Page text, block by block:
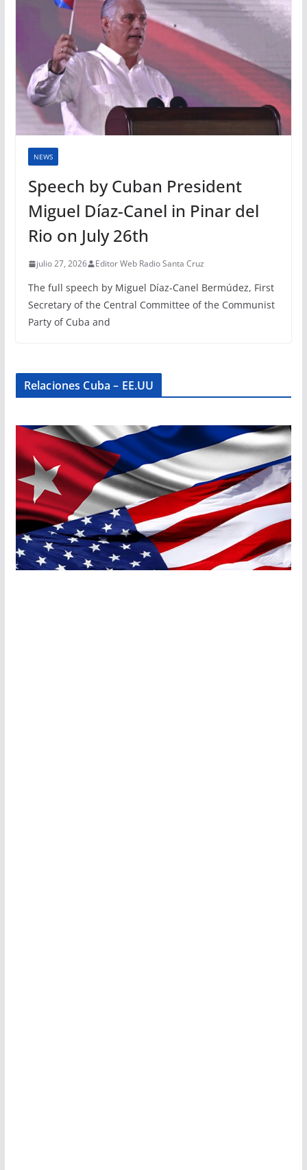
NEWS
Speech by Cuban President
Miguel Díaz-Canel in Pinar del
Rio on July 26th
julio 27, 2026 Editor Web Radio Santa Cruz
The full speech by Miguel Díaz-Canel Bermúdez, First
Secretary of the Central Committee of the Communist
Party of Cuba and
Relaciones Cuba – EE.UU